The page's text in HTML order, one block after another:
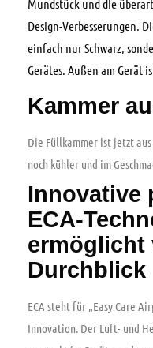
Mundstück und die
Design-Verbesserungen.
einfach nur Schwarz,
Gerätes. Außen am Gerät
Kammer
Die Füllkammer ist jetzt
noch kühler und im
Innovative
ECA-
ermöglicht
Durchblick
ECA steht für „Easy Care
Innovation. Der Luft- und